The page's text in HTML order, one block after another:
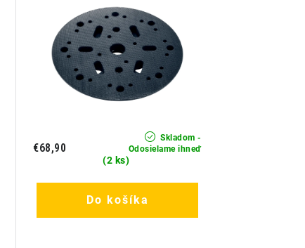
Skladom -
Odosielame ihneď
(2 ks)
€68,90
Do košíka